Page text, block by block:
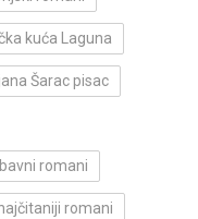
kuća Laguna
Šarac pisac
romani
romani